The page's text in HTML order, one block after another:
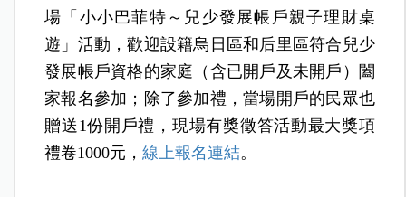
場「小小巴菲特～兒少發展帳戶親子理財桌
遊」活動，歡迎設籍烏日區和后里區符合兒少
發展帳戶資格的家庭（含已開戶及未開戶）闔
家報名參加；除了參加禮，當場開戶的民眾也
贈送1份開戶禮，現場有獎徵答活動最大獎項
禮卷1000元，線上報名連結。